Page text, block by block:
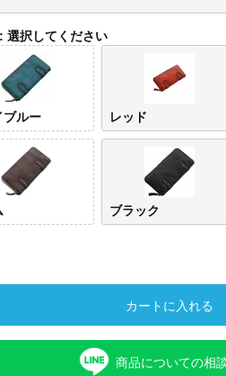
選択してください
ブルー レッド
ブラック
カートに入れる
商品についての相